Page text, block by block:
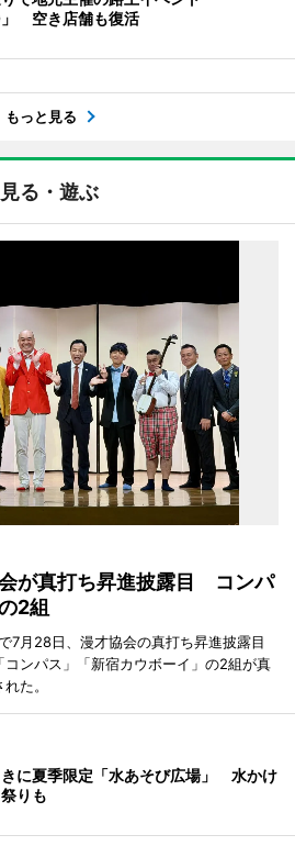
」 空き店舗も復活
もっと見る
見る・遊ぶ
が真打ち昇進披露目 コンパ
2組
7月28日、漫才協会の真打ち昇進披露目
ンパス」「新宿カウボーイ」の2組が真
た。
に夏季限定「水あそび広場」 水かけ
りも